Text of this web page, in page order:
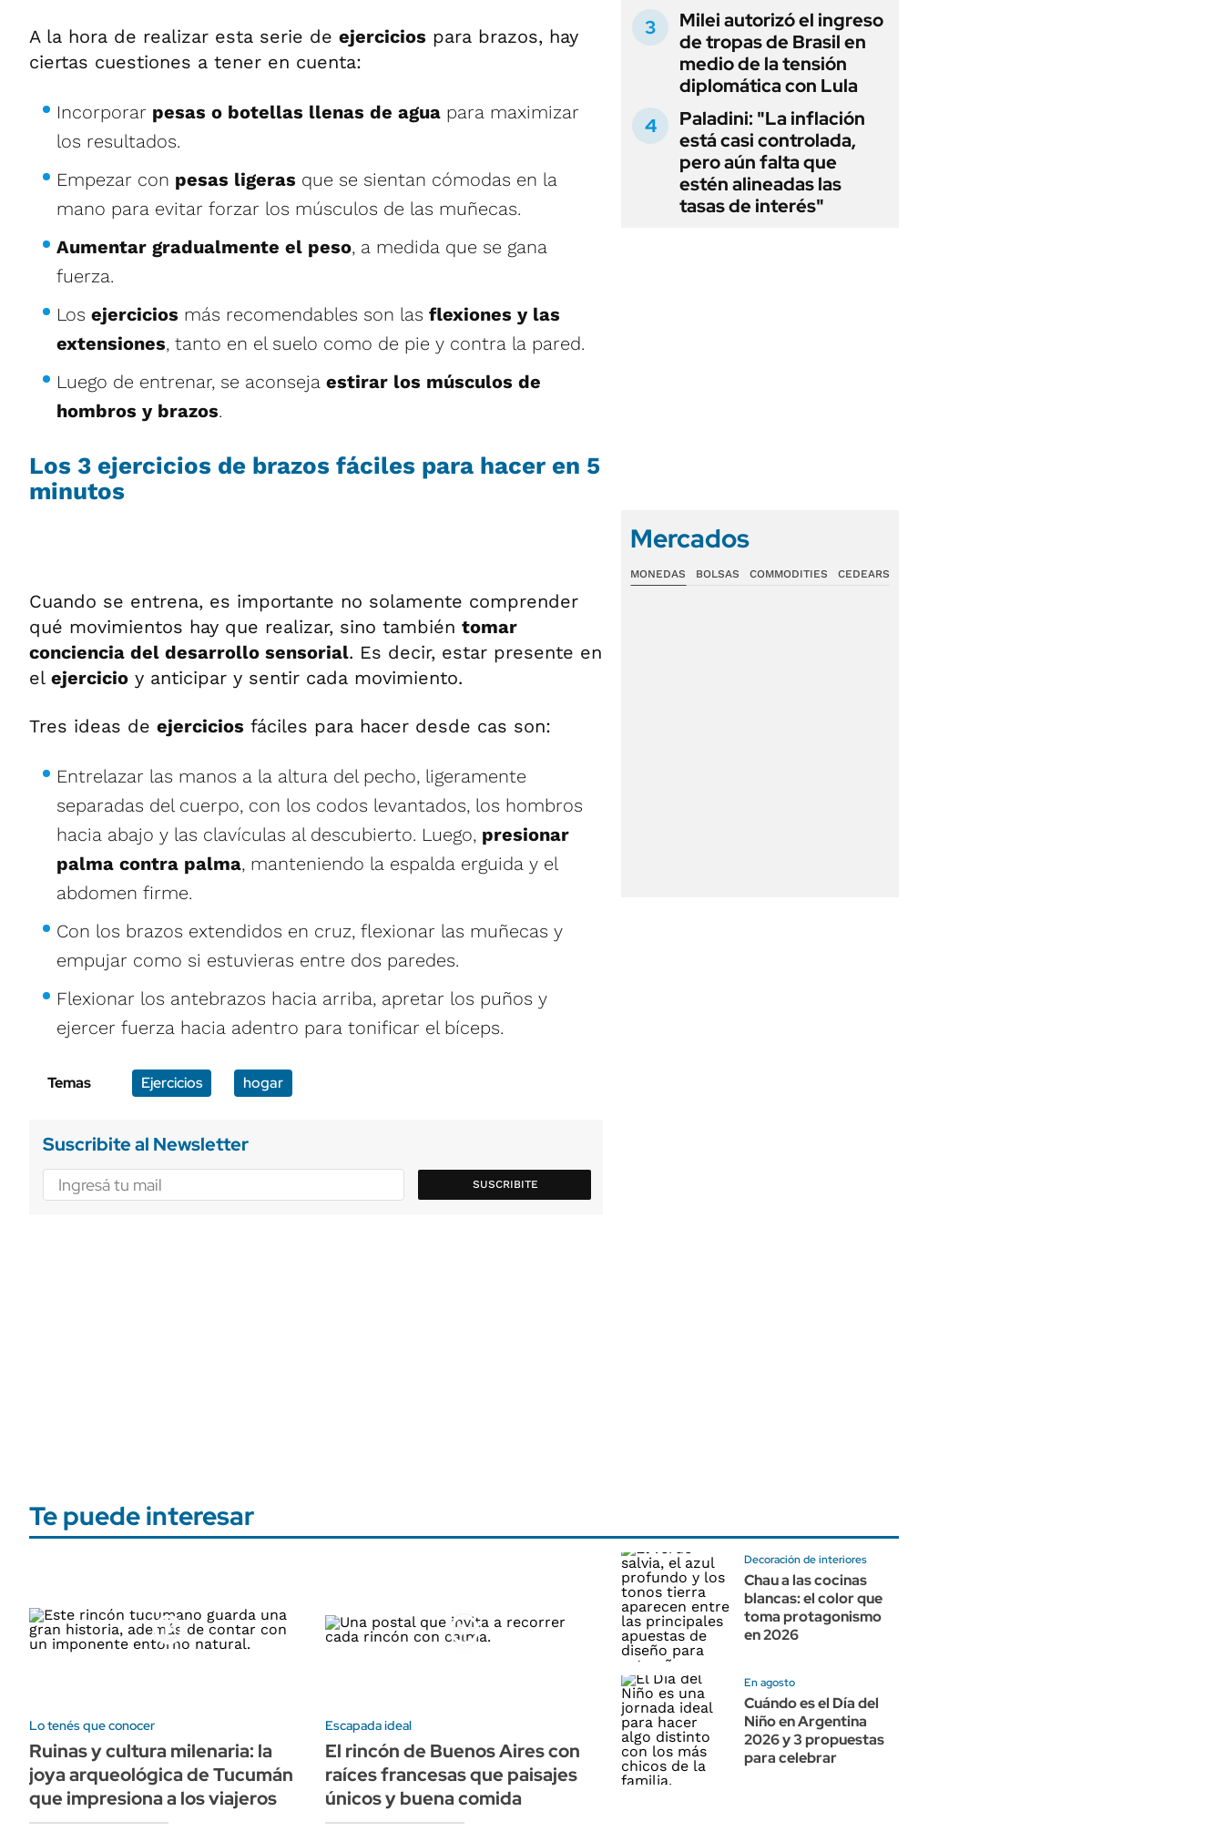
A la hora de realizar esta serie de ejercicios para brazos, hay
ciertas cuestiones a tener en cuenta:
Incorporar pesas o botellas llenas de agua para maximizar
los resultados.
Empezar con pesas ligeras que se sientan cómodas en la
mano para evitar forzar los músculos de las muñecas.
Aumentar gradualmente el peso, a medida que se gana
fuerza.
Los ejercicios más recomendables son las flexiones y las
extensiones, tanto en el suelo como de pie y contra la pared.
Luego de entrenar, se aconseja estirar los músculos de
hombros y brazos.
Los 3 ejercicios de brazos fáciles para hacer en 5
minutos
Cuando se entrena, es importante no solamente comprender
qué movimientos hay que realizar, sino también tomar
conciencia del desarrollo sensorial. Es decir, estar presente en
el ejercicio y anticipar y sentir cada movimiento.
Tres ideas de ejercicios fáciles para hacer desde cas son:
Entrelazar las manos a la altura del pecho, ligeramente
separadas del cuerpo, con los codos levantados, los hombros
hacia abajo y las clavículas al descubierto. Luego, presionar
palma contra palma, manteniendo la espalda erguida y el
abdomen firme.
Con los brazos extendidos en cruz, flexionar las muñecas y
empujar como si estuvieras entre dos paredes.
Flexionar los antebrazos hacia arriba, apretar los puños y
ejercer fuerza hacia adentro para tonificar el bíceps.
Temas Ejercicios hogar
Suscribite al Newsletter
SUSCRIBITE
Milei autorizó el ingreso
de tropas de Brasil en
medio de la tensión
diplomática con Lula
Paladini: "La inflación
está casi controlada,
pero aún falta que
estén alineadas las
tasas de interés"
Mercados
MONEDAS BOLSAS COMMODITIES CEDEARS
Te puede interesar
Lo tenés que conocer
Ruinas y cultura milenaria: la
joya arqueológica de Tucumán
que impresiona a los viajeros
Escapada ideal
El rincón de Buenos Aires con
raíces francesas que paisajes
únicos y buena comida
Decoración de interiores
Chau a las cocinas
blancas: el color que
toma protagonismo
en 2026
En agosto
Cuándo es el Día del
Niño en Argentina
2026 y 3 propuestas
para celebrar